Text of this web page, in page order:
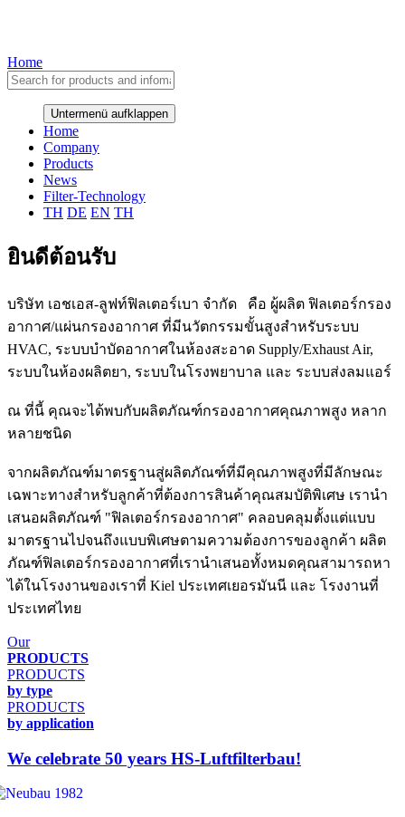
Home
Untermenü aufklappen
Home
Company
Products
News
Filter-Technology
TH DE EN TH
ยินดีต้อนรับ
บริษัท เอชเอส-ลูฟท์ฟิลเตอร์เบา จำกัด คือ ผู้ผลิต ฟิลเตอร์กรอง
อากาศ/แผ่นกรองอากาศ ที่มีนวัตกรรมขั้นสูงสำหรับระบบ
HVAC, ระบบบำบัดอากาศในห้องสะอาด Supply/Exhaust Air,
ระบบในห้องผลิตยา, ระบบในโรงพยาบาล และ ระบบส่งลมแอร์
ณ ที่นี้ คุณจะได้พบกับผลิตภัณฑ์กรองอากาศคุณภาพสูง หลาก
หลายชนิด
จากผลิตภัณฑ์มาตรฐานสู่ผลิตภัณฑ์ที่มีคุณภาพสูงที่มีลักษณะ
เฉพาะทางสำหรับลูกค้าที่ต้องการสินค้าคุณสมบัติพิเศษ เรานำ
เสนอผลิตภัณฑ์ "ฟิลเตอร์กรองอากาศ" คลอบคลุมตั้งแต่แบบ
มาตรฐานไปจนถึงแบบพิเศษตามความต้องการของลูกค้า ผลิต
ภัณฑ์ฟิลเตอร์กรองอากาศที่เรานำเสนอทั้งหมดคุณสามารถหา
ได้ในโรงงานของเราที่ Kiel ประเทศเยอรมันนี และ โรงงานที่
ประเทศไทย
Our
PRODUCTS
PRODUCTS
by type
PRODUCTS
by application
We celebrate 50 years HS-Luftfilterbau!